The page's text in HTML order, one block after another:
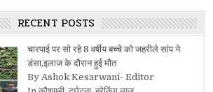
RECENT POSTS
चारपाई पर सो रहे 8 वर्षीय बच्चे को जहरीले सांप ने
डंसा,इलाज के दौरान हुई मौत
By Ashok Kesarwani- Editor